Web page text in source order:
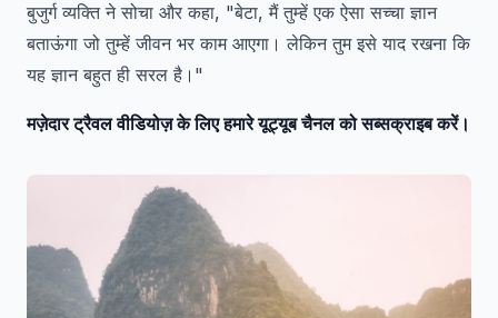
बुजुर्ग व्यक्ति ने सोचा और कहा, "बेटा, मैं तुम्हें एक ऐसा सच्चा ज्ञान
बताऊंगा जो तुम्हें जीवन भर काम आएगा। लेकिन तुम इसे याद रखना कि
यह ज्ञान बहुत ही सरल है।"
मज़ेदार ट्रैवल वीडियोज़ के लिए हमारे यूट्यूब चैनल को सब्सक्राइब करें।